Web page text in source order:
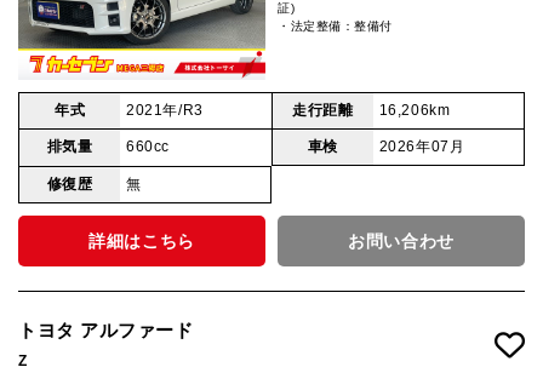
証)
・法定整備：整備付
年式 2021年/R3 走行距離 16,206km
排気量 660cc 車検 2026年07月
修復歴 無
詳細はこちら お問い合わせ
トヨタ アルファード
Z